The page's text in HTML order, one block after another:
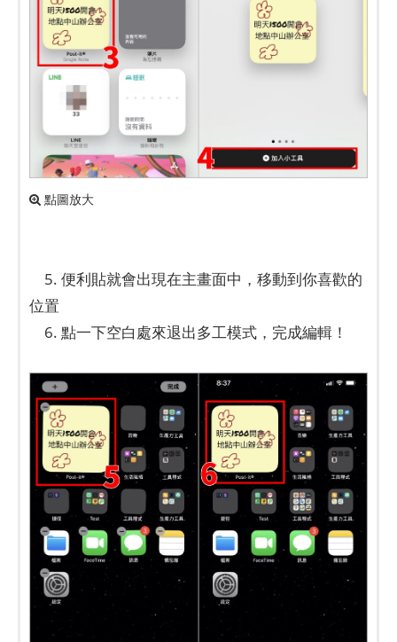
點圖放大
5. 便利貼就會出現在主畫面中，移動到你喜歡的
位置
6. 點一下空白處來退出多工模式，完成編輯！